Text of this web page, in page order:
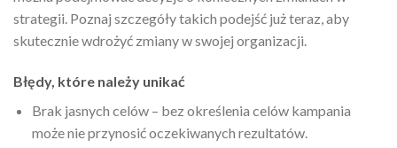
strategii. Poznaj szczegóły takich podejść już teraz, aby
skutecznie wdrożyć zmiany w swojej organizacji.
Błędy, które należy unikać
Brak jasnych celów – bez określenia celów kampania
może nie przynosić oczekiwanych rezultatów.